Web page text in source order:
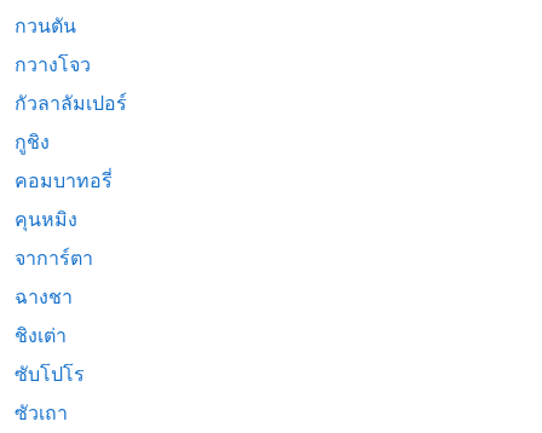
กวนตัน
กวางโจว
กัวลาลัมเปอร์
กูชิง
คอมบาทอรี่
คุนหมิง
จาการ์ตา
ฉางชา
ชิงเต่า
ซับโปโร
ซัวเถา